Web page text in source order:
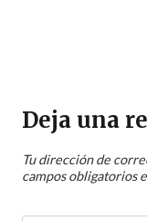
Deja una
Tu dirección de
campos obligatorios